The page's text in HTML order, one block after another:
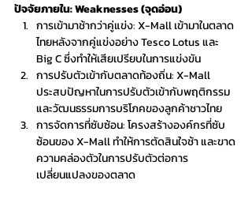
ปัจจัยภายใน: Weaknesses (จุดอ่อน)
การเข้ามาช้ากว่าคู่แข่ง: X-Mall เข้ามาในตลาด
ไทยหลังจากคู่แข่งอย่าง Tesco Lotus และ
Big C ซึ่งทำให้เสียเปรียบในการแข่งขัน
การปรับตัวเข้ากับตลาดท้องถิ่น: X-Mall
ประสบปัญหาในการปรับตัวเข้ากับพฤติกรรม
และวัฒนธรรมการบริโภคของลูกค้าชาวไทย
การจัดการที่ซับซ้อน: โครงสร้างองค์กรที่ซับ
ซ้อนของ X-Mall ทำให้การตัดสินใจช้า และขาด
ความคล่องตัวในการปรับตัวต่อการ
เปลี่ยนแปลงของตลาด